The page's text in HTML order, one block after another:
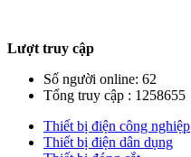
Lượt truy cập
Số người online: 62
Tổng truy cập : 1258655
Thiết bị điện công nghiệp
Thiết bị điện dân dụng